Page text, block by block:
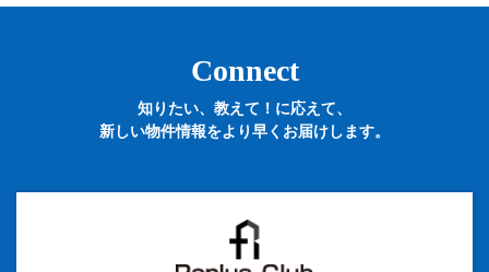
Connect
知りたい、教えて！に応えて、
新しい物件情報をより早くお届けします。